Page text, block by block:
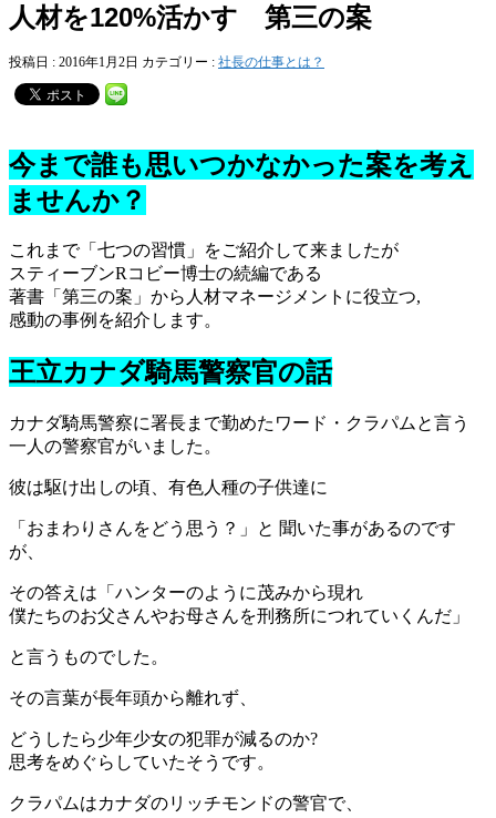
人材を120%活かす 第三の案
投稿日 : 2016年1月2日 カテゴリー : 社長の仕事とは？
今まで誰も思いつかなかった案を考え
ませんか？
これまで「七つの習慣」をご紹介して来ましたが
スティーブンRコビー博士の続編である
著書「第三の案」から人材マネージメントに役立つ,
感動の事例を紹介します。
王立カナダ騎馬警察官の話
カナダ騎馬警察に署長まで勤めたワード・クラパムと言う
一人の警察官がいました。
彼は駆け出しの頃、有色人種の子供達に
「おまわりさんをどう思う？」と 聞いた事があるのです
が、
その答えは「ハンターのように茂みから現れ
僕たちのお父さんやお母さんを刑務所につれていくんだ」
と言うものでした。
その言葉が長年頭から離れず、
どうしたら少年少女の犯罪が減るのか?
思考をめぐらしていたそうです。
クラパムはカナダのリッチモンドの警官で、